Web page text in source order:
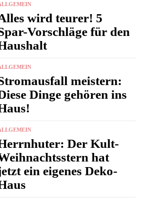
wird teurer! 5
Vorschläge für den
meistern:
Dinge gehören ins
Der Kult-
hat
ein eigenes Deko-